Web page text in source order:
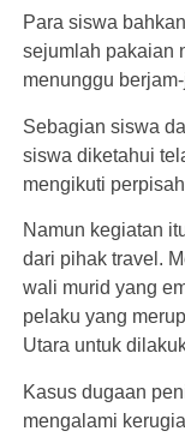
Para siswa
sejumlah pakaian
menunggu
Sebagian siswa
siswa diketahui
mengikuti
Namun kegiatan
dari pihak travel.
wali murid yang
pelaku yang
Utara untuk
Kasus dugaan
mengalami